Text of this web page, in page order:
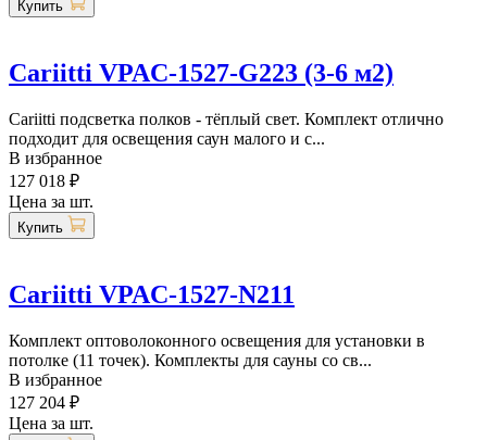
Купить
Cariitti VPAC-1527-G223 (3-6 м2)
Cariitti подсветка полков - тёплый свет. Комплект отлично
подходит для освещения саун малого и с...
В избранное
127 018 ₽
Цена за шт.
Купить
Cariitti VPAC-1527-N211
Комплект оптоволоконного освещения для установки в
потолке (11 точек). Комплекты для сауны со св...
В избранное
127 204 ₽
Цена за шт.